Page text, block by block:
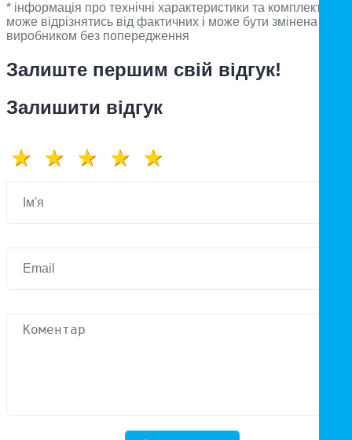
* інформація про технічні характеристики та комплектацію
може відрізнятись від фактичних і може бути змінена
виробником без попередження
Залиште першим свій відгук!
Залишити відгук